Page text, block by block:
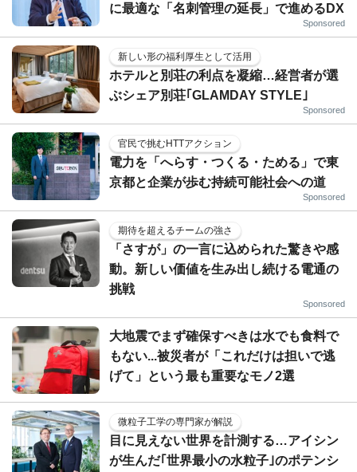
に最適な「名刺管理の延長」で進めるDX
Sponsored
新しい形の福利厚生として活用
ホテルと別荘の利点を凝縮…経営者が選
ぶシェア別荘｢GLAMDAY STYLE｣
Sponsored
官民で挑むHTTアクション
電力を「へらす・つくる・ためる」で東
京都と企業が歩む持続可能社会への道
Sponsored
期待を超えるチームの強さ
「さすが」の一言に込められた驚きや感
動。新しい価値を生み出し続ける電通の
挑戦
Sponsored
大地震でまず確保すべきは水でも食料で
もない...被災者が「これだけは担いで逃
げて」という最も重要なモノ2選
微粒子工学の専門家が解説
目に見えない世界を計測する…アイシン
が生んだ｢世界最小の水粒子｣のポテンシ